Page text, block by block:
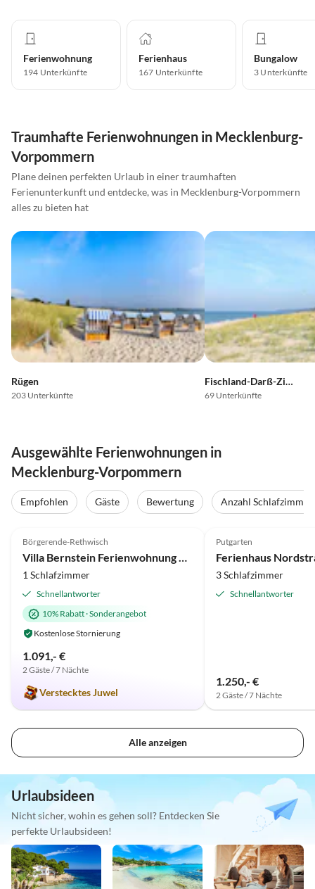
Ferienwohnung
194 Unterkünfte
Ferienhaus
167 Unterkünfte
Bungalow
3 Unterkünfte
Traumhafte Ferienwohnungen in Mecklenburg-
Vorpommern
Plane deinen perfekten Urlaub in einer traumhaften
Ferienunterkunft und entdecke, was in Mecklenburg-Vorpommern
alles zu bieten hat
Rügen
203 Unterkünfte
Fischland-Darß-Zingst
69 Unterkünfte
Ausgewählte Ferienwohnungen in
Mecklenburg-Vorpommern
Empfohlen Gäste Bewertung Anzahl Schlafzimmer
Börgerende-Rethwisch
Villa Bernstein Ferienwohnung Asgard mit Meerblick
1 Schlafzimmer
Schnellantworter
10% Rabatt·Sonderangebot
Kostenlose Stornierung
1.091,- €
2 Gäste / 7 Nächte
Verstecktes Juwel
Putgarten
Ferienhaus
3 Schlafzimmer
Schnellantworter
1.250,- €
2 Gäste / 7 Nächte
Alle anzeigen
Urlaubsideen
Nicht sicher, wohin es gehen soll? Entdecken Sie
perfekte Urlaubsideen!